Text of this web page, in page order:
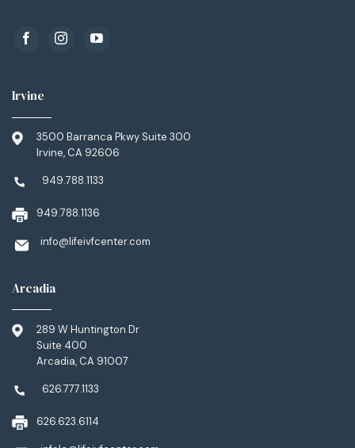
Irvine
3500 Barranca Pkwy Suite 300
Irvine, CA 92606
949.788.1133
949.788.1136
info@lifeivfcenter.com
Arcadia
289 W Huntington Dr
Suite 400
Arcadia, CA 91007
626.777.1133
626.623.6114